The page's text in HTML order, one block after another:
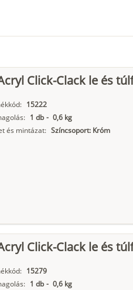
Click-Clack le és
15222
1 db - 0,6 kg
és mintázat: Színcsoport: Króm
Click-Clack le és
15279
1 db - 0,6 kg